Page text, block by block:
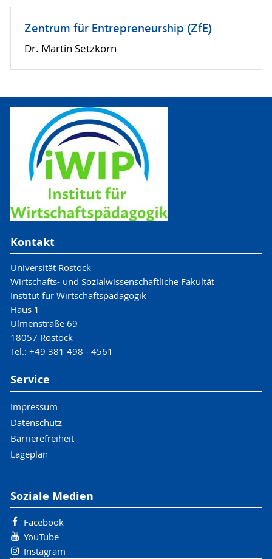
Zentrum für Entrepreneurship (ZfE)
Dr. Martin Setzkorn
Kontakt
Universität Rostock
Wirtschafts- und Sozialwissenschaftliche Fakultät
Institut für Wirtschaftspädagogik
Haus 1
Ulmenstraße 69
18057 Rostock
Tel.: +49 381 498 - 4561
Service
Impressum
Datenschutz
Barrierefreiheit
Lageplan
Soziale Medien
Facebook
YouTube
Instagram